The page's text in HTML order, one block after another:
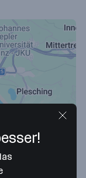
data ©2026 Google